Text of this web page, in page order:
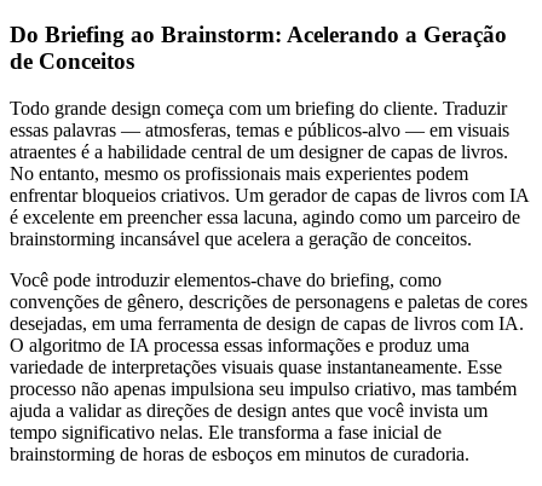
Do Briefing ao Brainstorm: Acelerando a Geração
de Conceitos
Todo grande design começa com um briefing do cliente. Traduzir
essas palavras — atmosferas, temas e públicos-alvo — em visuais
atraentes é a habilidade central de um designer de capas de livros.
No entanto, mesmo os profissionais mais experientes podem
enfrentar bloqueios criativos. Um gerador de capas de livros com IA
é excelente em preencher essa lacuna, agindo como um parceiro de
brainstorming incansável que acelera a geração de conceitos.
Você pode introduzir elementos-chave do briefing, como
convenções de gênero, descrições de personagens e paletas de cores
desejadas, em uma ferramenta de design de capas de livros com IA.
O algoritmo de IA processa essas informações e produz uma
variedade de interpretações visuais quase instantaneamente. Esse
processo não apenas impulsiona seu impulso criativo, mas também
ajuda a validar as direções de design antes que você invista um
tempo significativo nelas. Ele transforma a fase inicial de
brainstorming de horas de esboços em minutos de curadoria.